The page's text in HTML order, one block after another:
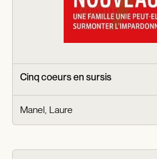
Cinq coeurs en sursis
Manel, Laure